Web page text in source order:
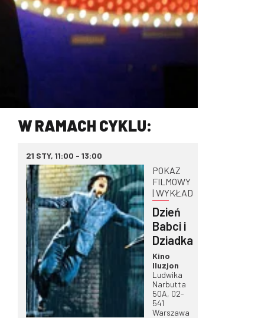
W RAMACH CYKLU:
21 STY, 11:00 - 13:00
POKAZ
FILMOWY
| WYKŁAD
Dzień
Babci i
Dziadka
Kino
Iluzjon
Ludwika
Narbutta
50A, 02-
541
Warszawa